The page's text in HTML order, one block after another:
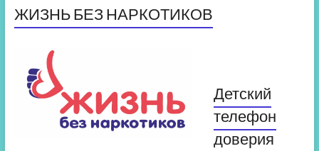
ЖИЗНЬ БЕЗ НАРКОТИКОВ
Детский
телефон
доверия